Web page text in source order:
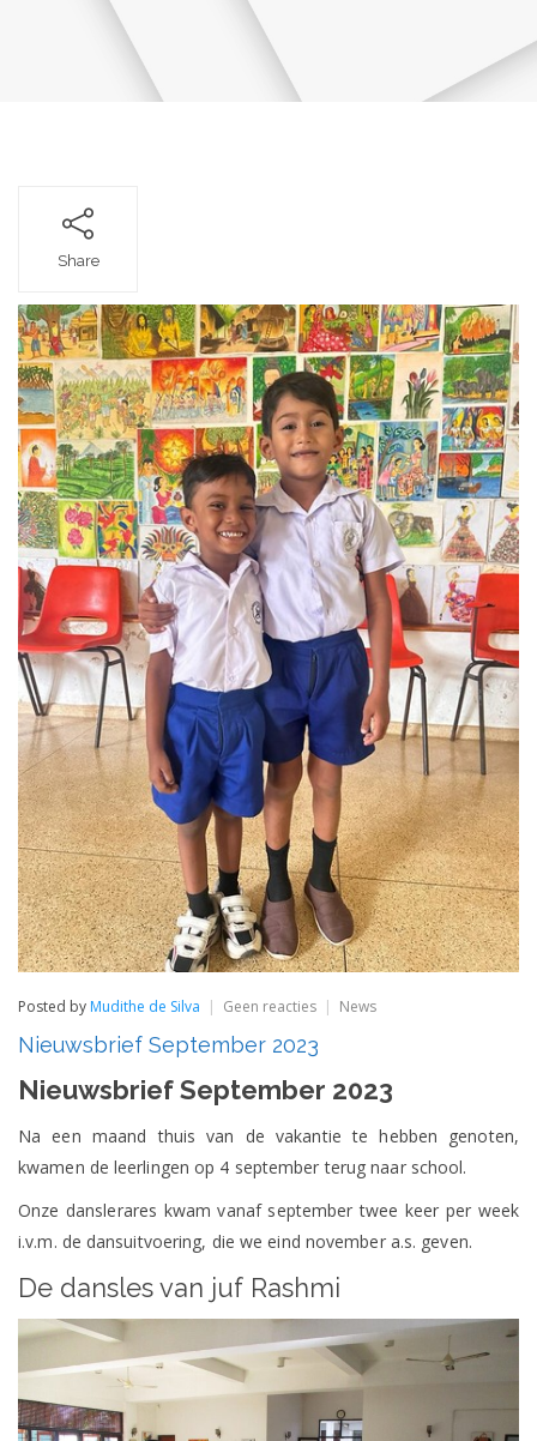
Share
Posted by Mudithe de Silva Geen reactiesop
September
News
Nieuwsbrief September 2023
Nieuwsbrief September 2023
Na een maand thuis van de vakantie te hebben genoten,
kwamen de leerlingen op 4 september terug naar school.
Onze danslerares kwam vanaf september twee keer per week
i.v.m. de dansuitvoering, die we eind november a.s. geven.
De dansles van juf Rashmi